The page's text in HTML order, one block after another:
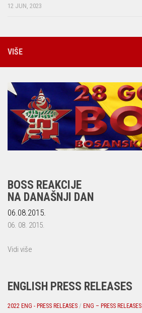
12 JUN, 2023
VIŠE
BOSS REAKCIJE
NA DANAŠNJI DAN
06.08.2015.
06. 08. 2015.
Vidi više
ENGLISH PRESS RELEASES
2022 ENG - PRESS RELEASES / ENG – PRESS RELEASES